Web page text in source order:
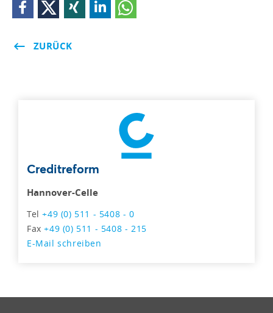
ZURÜCK
Creditreform
Hannover-Celle
Tel+49 (0) 511 - 5408 - 0
Fax+49 (0) 511 - 5408 - 215
E-Mail schreiben